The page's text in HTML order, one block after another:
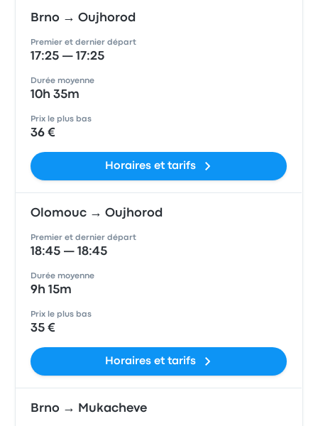
Brno → Oujhorod
Premier et dernier départ
17:25 — 17:25
Durée moyenne
10h 35m
Prix le plus bas
36 €
Horaires et tarifs
Olomouc → Oujhorod
Premier et dernier départ
18:45 — 18:45
Durée moyenne
9h 15m
Prix le plus bas
35 €
Horaires et tarifs
Brno → Mukacheve